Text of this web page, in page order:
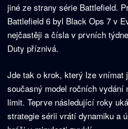
jiné ze strany série Battlefield.
Battlefield 6 byl Black Ops 7 v
nejčastěji a čísla v prvních
Duty příznivá.
Jde tak o krok, který lze vnímat
současný model ročních vydání
limit. Teprve následující roky
strategie sérii vrátí dynamiku a